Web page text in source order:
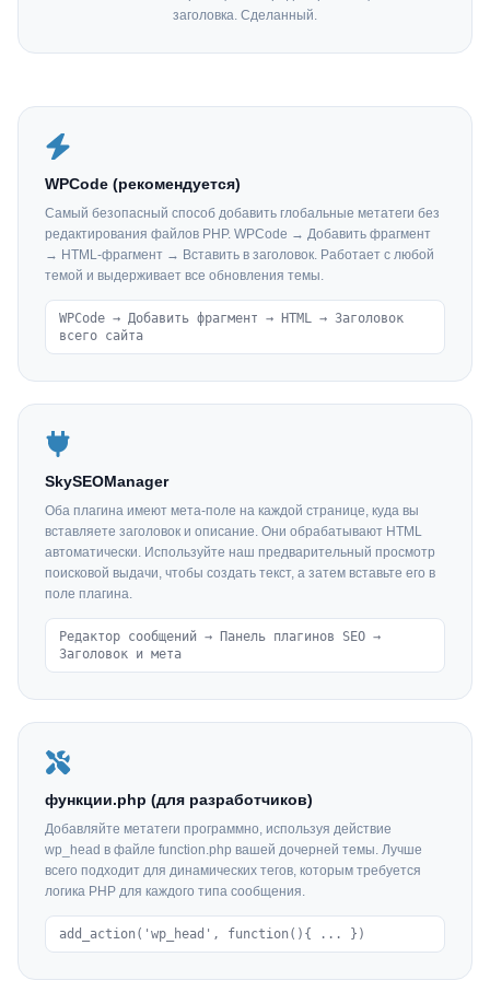
заголовка. Сделанный.
WPCode (рекомендуется)
Самый безопасный способ добавить глобальные метатеги без
редактирования файлов PHP. WPCode → Добавить фрагмент
→ HTML-фрагмент → Вставить в заголовок. Работает с любой
темой и выдерживает все обновления темы.
WPCode → Добавить фрагмент → HTML → Заголовок
всего сайта
SkySEOManager
Оба плагина имеют мета-поле на каждой странице, куда вы
вставляете заголовок и описание. Они обрабатывают HTML
автоматически. Используйте наш предварительный просмотр
поисковой выдачи, чтобы создать текст, а затем вставьте его в
поле плагина.
Редактор сообщений → Панель плагинов SEO →
Заголовок и мета
функции.php (для разработчиков)
Добавляйте метатеги программно, используя действие
wp_head в файле function.php вашей дочерней темы. Лучше
всего подходит для динамических тегов, которым требуется
логика PHP для каждого типа сообщения.
add_action('wp_head', function(){ ... })